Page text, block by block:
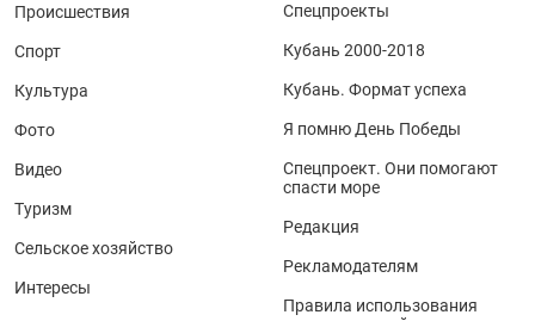
Происшествия
Спорт
Культура
Фото
Видео
Туризм
Сельское хозяйство
Интересы
Спецпроекты
Кубань 2000-2018
Кубань. Формат успеха
Я помню День Победы
Спецпроект. Они помогают
спасти море
Редакция
Рекламодателям
Правила использования